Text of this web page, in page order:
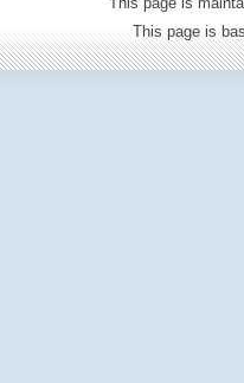
This page is